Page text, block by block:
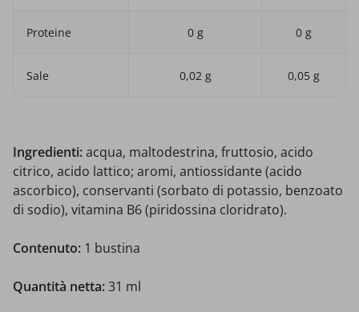
Proteine 0 g 0 g
Sale 0,02 g 0,05 g
Ingredienti:acqua, maltodestrina, fruttosio, acido
citrico, acido lattico; aromi, antiossidante (acido
ascorbico), conservanti (sorbato di potassio, benzoato
di sodio), vitamina B6 (piridossina cloridrato).
Contenuto: 1 bustina
Quantità netta:31 ml